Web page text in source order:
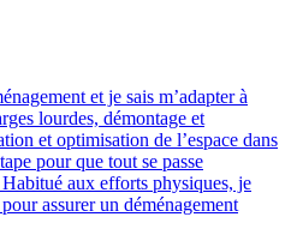
et je sais m’adapter à
lourdes, démontage et
et optimisation de l’espace dans
pour que tout se passe
aux efforts physiques, je
assurer un déménagement